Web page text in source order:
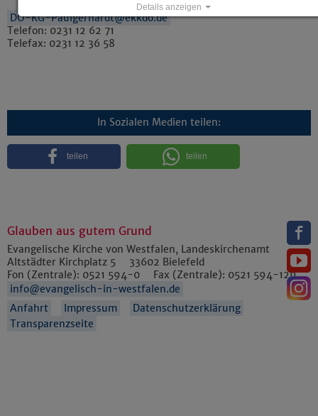
DO-KG-Paulgerhardt@ekkdo.de
Telefon: 0231 12 62 71
Telefax: 0231 12 36 58
In Sozialen Medien teilen:
teilen teilen
Glauben aus gutem Grund
Evangelische Kirche von Westfalen, Landeskirchenamt
Altstädter Kirchplatz 5
33602 Bielefeld
Fon (Zentrale): 0521 594-0 Fax (Zentrale): 0521 594-129
info@evangelisch-in-westfalen.de
Anfahrt
Impressum
Datenschutzerklärung
Transparenzseite
Details anzeigen